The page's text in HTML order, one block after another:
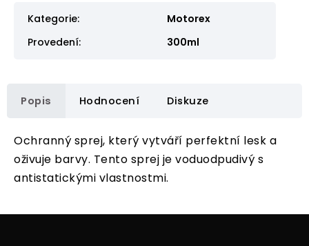
Kategorie:
Motorex
Provedení: 300ml
Popis Hodnocení Diskuze
Ochranný sprej, který vytváří perfektní lesk a
oživuje barvy. Tento sprej je voduodpudivý s
antistatickými vlastnostmi.